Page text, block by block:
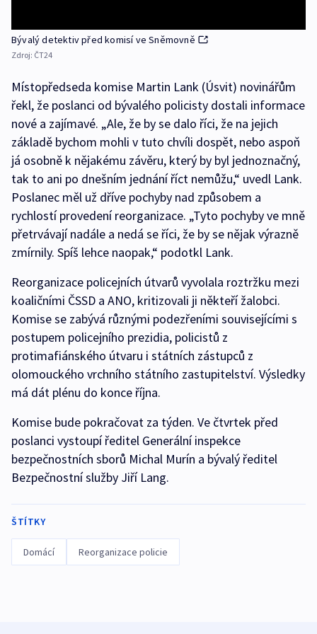
Bývalý detektiv před komisí ve Sněmovně
Zdroj: ČT24
Místopředseda komise Martin Lank (Úsvit) novinářům
řekl, že poslanci od bývalého policisty dostali informace
nové a zajímavé. „Ale, že by se dalo říci, že na jejich
základě bychom mohli v tuto chvíli dospět, nebo aspoň
já osobně k nějakému závěru, který by byl jednoznačný,
tak to ani po dnešním jednání říct nemůžu,“ uvedl Lank.
Poslanec měl už dříve pochyby nad způsobem a
rychlostí provedení reorganizace. „Tyto pochyby ve mně
přetrvávají nadále a nedá se říci, že by se nějak výrazně
zmírnily. Spíš lehce naopak,“ podotkl Lank.
Reorganizace policejních útvarů vyvolala roztržku mezi
koaličními ČSSD a ANO, kritizovali ji někteří žalobci.
Komise se zabývá různými podezřeními souvisejícími s
postupem policejního prezidia, policistů z
protimafiánského útvaru i státních zástupců z
olomouckého vrchního státního zastupitelství. Výsledky
má dát plénu do konce října.
Komise bude pokračovat za týden. Ve čtvrtek před
poslanci vystoupí ředitel Generální inspekce
bezpečnostních sborů Michal Murín a bývalý ředitel
Bezpečnostní služby Jiří Lang.
ŠTÍTKY
Domácí Reorganizace policie